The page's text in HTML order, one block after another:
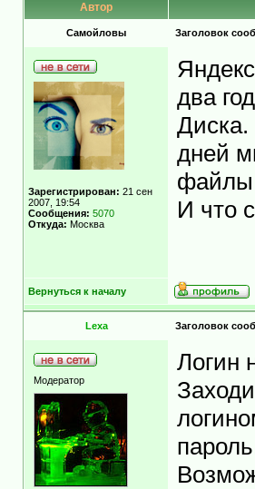
Автор
Самойловы Заголовок
Зарегистрирован: 21 сен
2007, 19:54
Сообщения: 5070
Откуда: Москва
два
Диска.
дней
файлы
И что
Вернуться к началу
Lexa Заголовок
Модератор
Логин